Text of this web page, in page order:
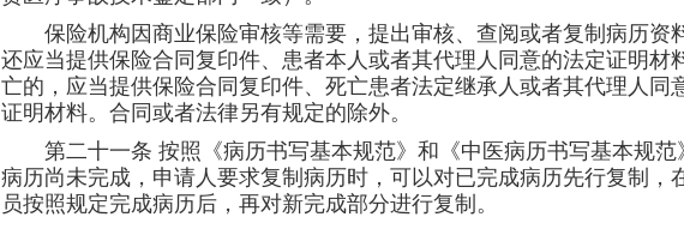
保险机构因商业保险审核等需要，提出审核、查阅或者复制病历资
还应当提供保险合同复印件、患者本人或者其代理人同意的法定证明材
亡的，应当提供保险合同复印件、死亡患者法定继承人或者其代理人同
证明材料。合同或者法律另有规定的除外。
第二十一条 按照《病历书写基本规范》和《中医病历书写基本规范
病历尚未完成，申请人要求复制病历时，可以对已完成病历先行复制，
员按照规定完成病历后，再对新完成部分进行复制。